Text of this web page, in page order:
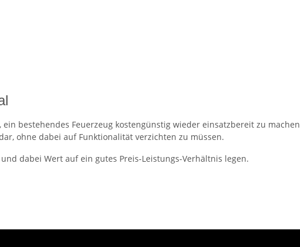
bestehendes Feuerzeug kostengünstig wieder einsatzbereit zu
ohne dabei auf Funktionalität verzichten zu müssen.
dabei Wert auf ein gutes Preis-Leistungs-Verhältnis legen.